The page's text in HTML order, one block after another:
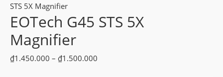
STS 5X Magnifier
EOTech G45 STS 5X
Magnifier
₫1.450.000 – ₫1.500.000